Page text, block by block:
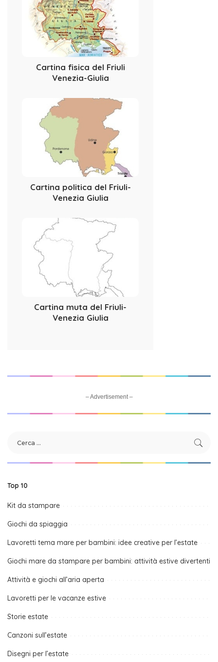
Cartina fisica del Friuli
Venezia-Giulia
Cartina politica del Friuli-
Venezia Giulia
Cartina muta del Friuli-
Venezia Giulia
– Advertisement –
Top 10
Kit da stampare
Giochi da spiaggia
Lavoretti tema mare per bambini: idee creative per l’estate
Giochi mare da stampare per bambini: attività estive divertenti
Attività e giochi all’aria aperta
Lavoretti per le vacanze estive
Storie estate
Canzoni sull’estate
Disegni per l’estate